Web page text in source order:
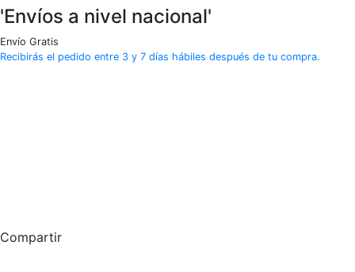
'Envíos a nivel nacional'
Envío Gratis
Recibirás el pedido entre 3 y 7 días hábiles después de tu compra.
oro
Compartir